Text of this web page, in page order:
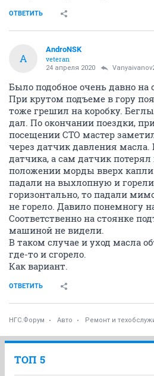
ОТВЕТИТЬ
A
AndroNSK
veteran
24 апреля 2020
Было подобное очень давно на
При крутом подъеме в гору
тоже грешил на коробку.
дал. По окончании поездки,
посещении СТО мастер
через датчик давления масла.
датчика, а сам датчик
положении морды вверх
падали на выхлопную и
горизонтально, то падали
не горело. Давило понемногу
Соответственно на стоянке
машиной не видели.
В таком случае и уход масла
где-то и сгорело.
Как вариант.
ОТВЕТИТЬ
НГС.Форум Авто Ремонт и
ТОП 5